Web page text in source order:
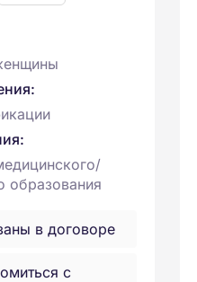
образования
в договоре
с